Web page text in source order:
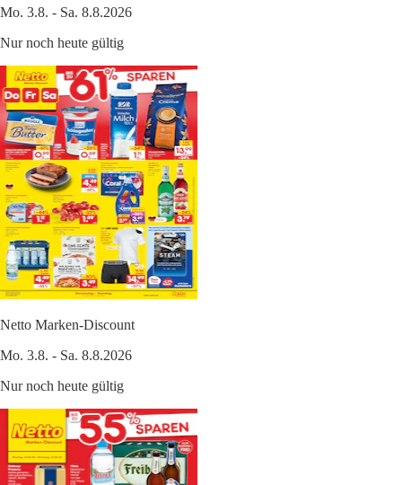
Mo. 3.8. - Sa. 8.8.2026
Nur noch heute gültig
Netto Marken-Discount
Mo. 3.8. - Sa. 8.8.2026
Nur noch heute gültig